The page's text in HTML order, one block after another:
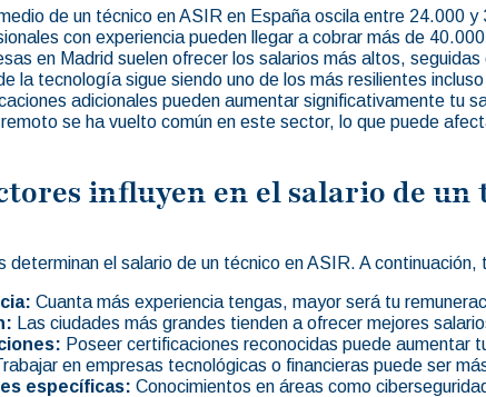
de un técnico en ASIR en España oscila entre 24.000 y
con experiencia pueden llegar a cobrar más de
en Madrid suelen ofrecer los salarios más altos,
la tecnología sigue siendo uno de los más resilientes
adicionales pueden aumentar significativamente tu
se ha vuelto común en este sector, lo que puede
influyen en el salario de un
determinan el salario de un técnico en ASIR. A
Cuanta más experiencia tengas, mayor será tu
Las ciudades más grandes tienden a ofrecer mejores
Poseer certificaciones reconocidas puede aumentar
en empresas tecnológicas o financieras puede ser
específicas: Conocimientos en áreas como